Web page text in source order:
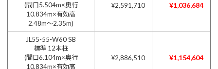
(間口5.504m×奥行
10.834m×有効高
2.48m〜2.35m)
¥2,591,710 ¥1,036,684
JL55-55-W60 SB
標準 12本柱
(間口6.104m×奥行
10.834m×有効高
¥2,886,510 ¥1,154,604